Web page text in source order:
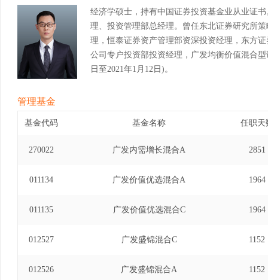
经济学硕士，持有中国证券投资基金业从业证
理、投资管理部总经理。曾任东北证券研究所
理，恒泰证券资产管理部资深投资经理，东方
公司专户投资部投资经理，广发均衡价值混合
日至2021年1月12日)。
管理基金
基金代码 基金名称 任职天
270022 广发内需增长混合A 2851
011134 广发价值优选混合A 1964
011135 广发价值优选混合C 1964
012527 广发盛锦混合C 1152
012526 广发盛锦混合A 1152